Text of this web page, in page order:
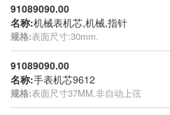
91089090.00
名称:机械表机芯,机械,指针
规格:表面尺寸:30mm.
91089090.00
名称:手表机芯9612
规格:表面尺寸37MM,非自动上弦